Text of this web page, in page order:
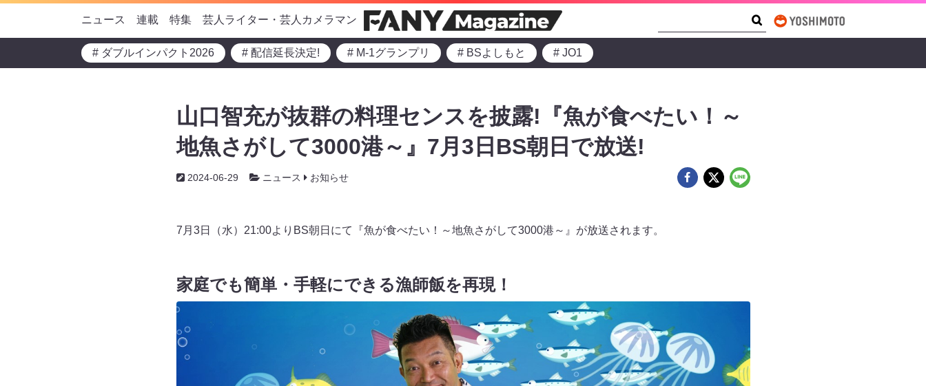
ニュース 連載 特集 芸人ライター・芸人カメラマン
# ダブルインパクト2026 # 配信延長決定! # M-1グランプリ # BSよしもと # JO1
山口智充が抜群の料理センスを披露!『魚が食べたい！～
地魚さがして3000港～』7月3日BS朝日で放送!
2024-06-29 ニュース お知らせ
7月3日（水）21:00よりBS朝日にて『魚が食べたい！～地魚さがして3000港～』が放送されます。
家庭でも簡単・手軽にできる漁師飯を再現！